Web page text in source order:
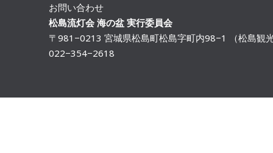
お問い合わせ
松島流灯会 海の盆 実行委員会
〒981−0213 宮城県松島町松島字町内98−1 （松島観
022−354−2618